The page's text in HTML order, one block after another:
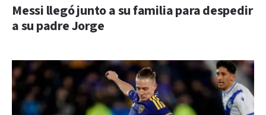
Messi llegó junto a su familia para despedir
a su padre Jorge